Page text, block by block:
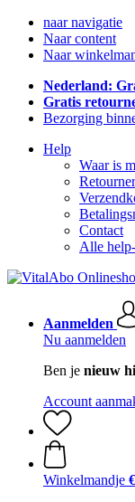
naar navigatie
Naar content
Naar
Nederland:
Gratis
Bezorging
Help
Waar is
Contact
Alle
Aanmelden
Nu aanmelden
Ben je nieuw
Account
Winkelmandje